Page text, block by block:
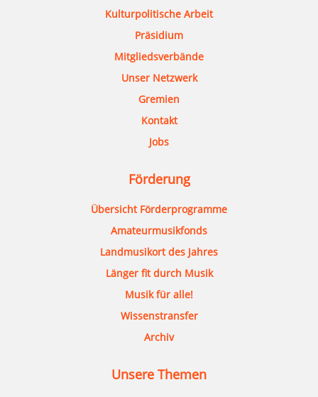
Kulturpolitische Arbeit
Präsidium
Mitgliedsverbände
Unser Netzwerk
Gremien
Kontakt
Jobs
Förderung
Übersicht Förderprogramme
Amateurmusikfonds
Landmusikort des Jahres
Länger fit durch Musik
Musik für alle!
Wissenstransfer
Archiv
Unsere Themen